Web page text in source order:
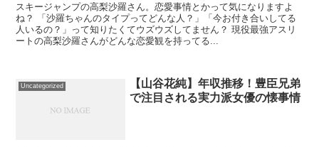
スキージャンプの高梨沙羅さん。恋愛事情とかって気になりますよ
ね？ 「沙羅ちゃんのタイプってどんな人？」「今お付き合いしてる
人いるの？」って知りたくてウズウズしてません？ 現役最強アスリ
ートの高梨沙羅さんがどんな恋愛観を持ってる...
Uncategorized
【山谷花純】年収推移！豊臣兄弟
で注目される実力派女優の懐事情